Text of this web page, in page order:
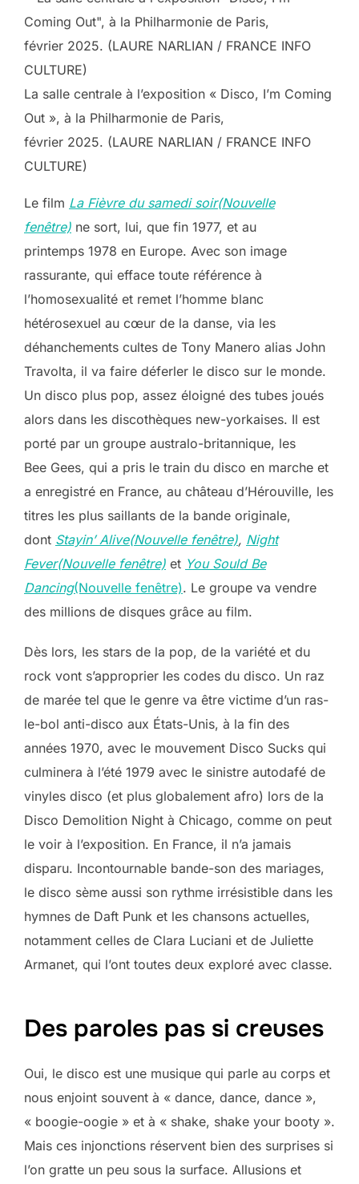
La salle centrale à l’exposition « Disco, I’m Coming
Out », à la Philharmonie de Paris,
février 2025. (LAURE NARLIAN / FRANCE INFO
CULTURE)
Le film La Fièvre du samedi soir(Nouvelle
fenêtre) ne sort, lui, que fin 1977, et au
printemps 1978 en Europe. Avec son image
rassurante, qui efface toute référence à
l’homosexualité et remet l’homme blanc
hétérosexuel au cœur de la danse, via les
déhanchements cultes de Tony Manero alias John
Travolta, il va faire déferler le disco sur le monde.
Un disco plus pop, assez éloigné des tubes joués
alors dans les discothèques new-yorkaises. Il est
porté par un groupe australo-britannique, les
Bee Gees, qui a pris le train du disco en marche et
a enregistré en France, au château d’Hérouville, les
titres les plus saillants de la bande originale,
dont Stayin’ Alive(Nouvelle fenêtre), Night
Fever(Nouvelle fenêtre) et You Sould Be
Dancing(Nouvelle fenêtre). Le groupe va vendre
des millions de disques grâce au film.
Dès lors, les stars de la pop, de la variété et du
rock vont s’approprier les codes du disco. Un raz
de marée tel que le genre va être victime d’un ras-
le-bol anti-disco aux États-Unis, à la fin des
années 1970, avec le mouvement Disco Sucks qui
culminera à l’été 1979 avec le sinistre autodafé de
vinyles disco (et plus globalement afro) lors de la
Disco Demolition Night à Chicago, comme on peut
le voir à l’exposition. En France, il n’a jamais
disparu. Incontournable bande-son des mariages,
le disco sème aussi son rythme irrésistible dans les
hymnes de Daft Punk et les chansons actuelles,
notamment celles de Clara Luciani et de Juliette
Armanet, qui l’ont toutes deux exploré avec classe.
Des paroles pas si creuses
Oui, le disco est une musique qui parle au corps et
nous enjoint souvent à « dance, dance, dance »,
« boogie-oogie » et à « shake, shake your booty ».
Mais ces injonctions réservent bien des surprises si
l’on gratte un peu sous la surface. Allusions et